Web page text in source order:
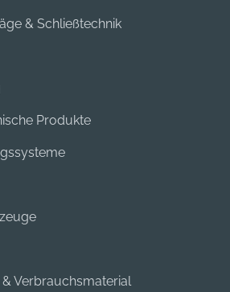
& Schließtechnik
Produkte
Verbrauchsmaterial